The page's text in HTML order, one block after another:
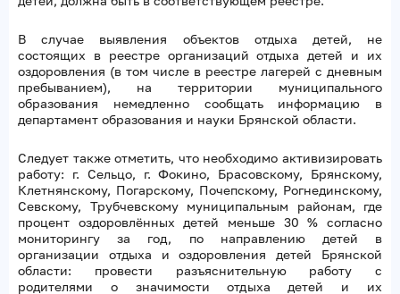
В случае выявления объектов отдыха детей, не
состоящих в реестре организаций отдыха детей и их
оздоровления (в том числе в реестре лагерей с дневным
пребыванием), на территории муниципального
образования немедленно сообщать информацию в
департамент образования и науки Брянской области.
Следует также отметить, что необходимо активизировать
работу: г. Сельцо, г. Фокино, Брасовскому, Брянскому,
Клетнянскому, Погарскому, Почепскому, Рогнединскому,
Севскому, Трубчевскому муниципальным районам, где
процент оздоровлённых детей меньше 30 % согласно
мониторингу за год, по направлению детей в
организации отдыха и оздоровления детей Брянской
области: провести разъяснительную работу с
родителями о значимости отдыха детей и их